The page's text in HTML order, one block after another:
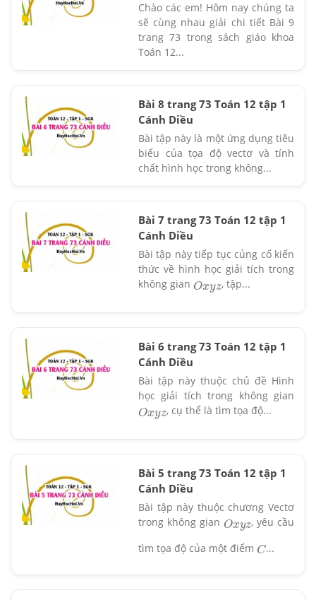
Chào các em! Hôm nay chúng ta
sẽ cùng nhau giải chi tiết Bài 9
trang 73 trong sách giáo khoa
Toán 12...
Bài 8 trang 73 Toán 12 tập 1
Cánh Diều
Bài tập này là một ứng dụng tiêu
biểu của tọa độ vectơ và tính
chất hình học trong không...
Bài 7 trang 73 Toán 12 tập 1
Cánh Diều
Bài tập này tiếp tục củng cố kiến
thức về hình học giải tích trong
không gian Oxyz, tập...
Bài 6 trang 73 Toán 12 tập 1
Cánh Diều
Bài tập này thuộc chủ đề Hình
học giải tích trong không gian
Oxyz, cụ thể là tìm tọa độ...
Bài 5 trang 73 Toán 12 tập 1
Cánh Diều
Bài tập này thuộc chương Vectơ
trong không gian Oxyz, yêu cầu
tìm tọa độ của một điểm C...